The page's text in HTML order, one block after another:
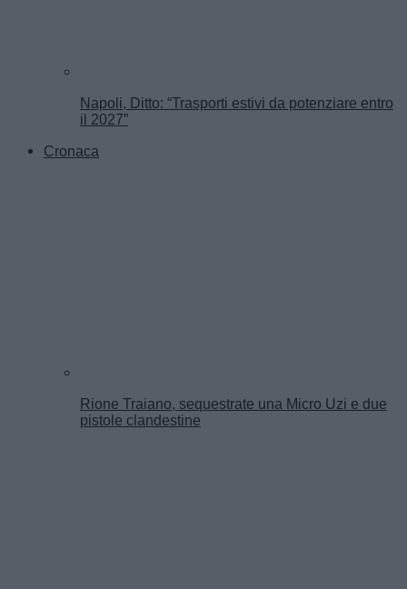
Napoli, Ditto: “Trasporti estivi da potenziare entro
il 2027”
Cronaca
Rione Traiano, sequestrate una Micro Uzi e due
pistole clandestine